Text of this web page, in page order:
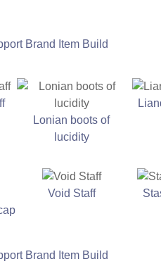
Brand Item Build
Lonian boots of
lucidity
Void Staff
Brand Item Build